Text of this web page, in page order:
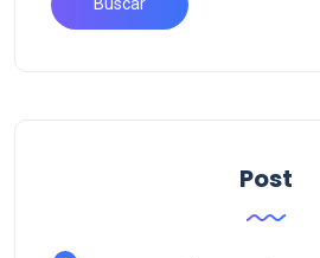
Buscar
Post